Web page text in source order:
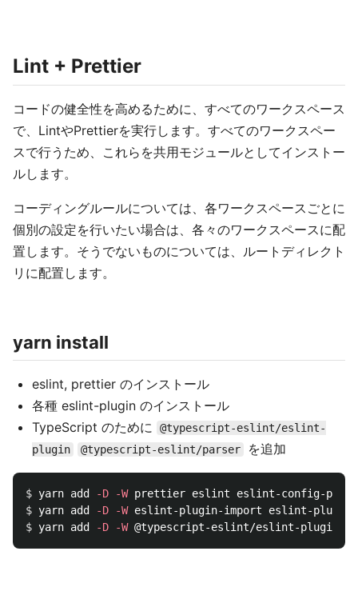
Lint + Prettier
コードの健全性を高めるために、すべてのワークスペース
で、LintやPrettierを実行します。すべてのワークスペー
スで行うため、これらを共用モジュールとしてインストー
ルします。
コーディングルールについては、各ワークスペースごとに
個別の設定を行いたい場合は、各々のワークスペースに配
置します。そうでないものについては、ルートディレクト
リに配置します。
yarn install
eslint, prettier のインストール
各種 eslint-plugin のインストール
TypeScript のために
@typescript-eslint/eslint-
plugin
@typescript-eslint/parser を追加
$ yarn add -D
-W
$ yarn add -D
-W
$ yarn add -D -W